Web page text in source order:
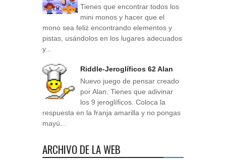
Tienes que encontrar todos los
mini monos y hacer que el
mono sea feliz encontrando elementos y
pistas, usándolos en los lugares adecuados
y...
Riddle-Jeroglíficos 62 Alan
Nuevo juego de pensar creado
por Alan. Tienes que adivinar
los 9 jeroglíficos. Coloca la
respuesta en la franja amarilla y no pongas
mayú...
ARCHIVO DE LA WEB